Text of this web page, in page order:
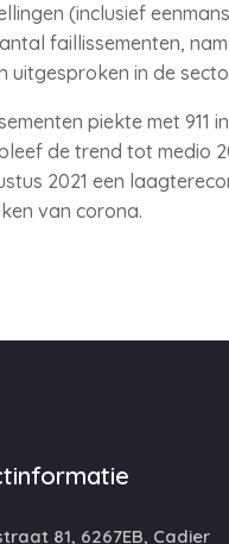
(inclusief
faillissementen,
uitgesproken in de
piekte met 911
de trend tot medio
2021 een
van corona.
81, 6267EB, Cadier